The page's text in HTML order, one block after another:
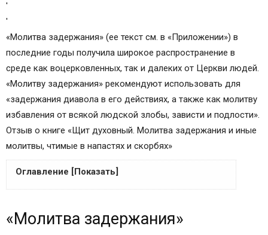
'
'
«Молитва задержания» (ее текст см. в «Приложении») в
последние годы получила широкое распространение в
среде как воцерковленных, так и далеких от Церкви людей.
«Молитву задержания» рекомендуют использовать для
«задержания диавола в его действиях, а также как молитву
избавления от всякой людской злобы, зависти и подлости».
Отзыв о книге «Щит духовный. Молитва задержания и иные
молитвы, чтимые в напастях и скорбях»
Оглавление [Показать]
Приложение
«Молитва задержания»